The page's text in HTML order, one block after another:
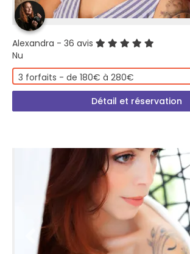
Alexandra - 36 avis
Nu
3 forfaits - de 180€ à 280€
Détail et réservation